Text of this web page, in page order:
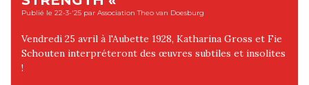
Publié le 22-3-'25 par Association Theo van Doesburg
Vendredi 25 avril à l'Aubette 1928, Katharina Gross et Fie
Schouten interpréteront des œuvres subtiles et insolites
!